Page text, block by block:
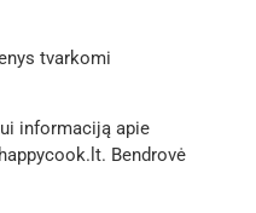
tvarkomi
informaciją apie
Bendrovė